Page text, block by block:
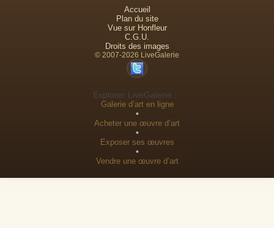
Accueil
Plan du site
Vue sur Honfleur
C.G.U.
Droits des images
© 2007-2026 LiveGalerie
Explorer LiveGalerie :
Galerie d’art en ligne
•
Acheter une œuvre d’art
•
Exposer ses œuvres
•
Vendre une œuvre d’art